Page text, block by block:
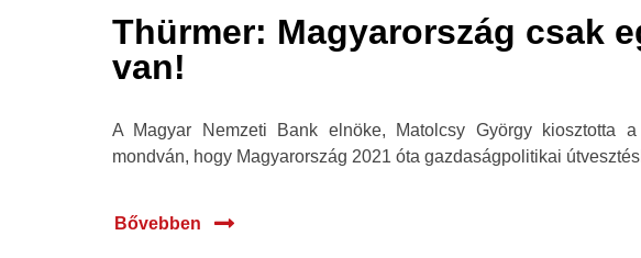
Thürmer: Magyarország csak
van!
A Magyar Nemzeti Bank elnöke, Matolcsy György kiosztotta a
mondván, hogy Magyarország 2021 óta gazdaságpolitikai
Bővebben